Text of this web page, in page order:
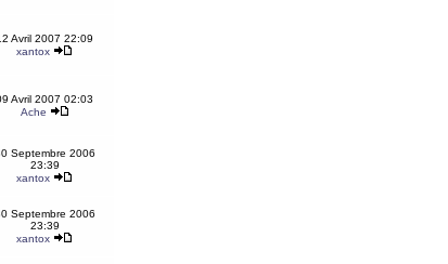
Avril 2007 22:09
xantox
Avril 2007 02:03
Ache
Septembre 2006
23:39
xantox
Septembre 2006
23:39
xantox